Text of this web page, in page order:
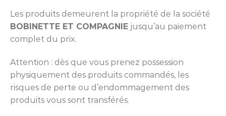
Les produits demeurent la propriété de la société
BOBINETTE ET COMPAGNIE jusqu’au paiement
complet du prix.
Attention : dès que vous prenez possession
physiquement des produits commandés, les
risques de perte ou d’endommagement des
produits vous sont transférés.